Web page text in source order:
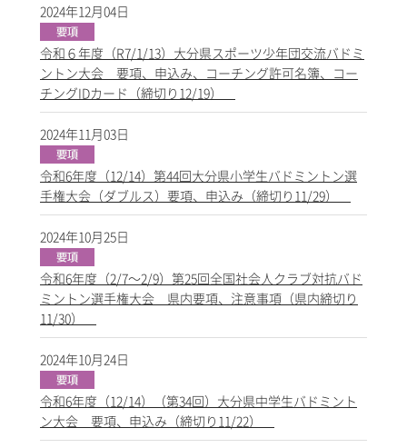
2024年12月04日
令和６年度（R7/1/13）大分県スポーツ少年団交流バドミ
ントン大会 要項、申込み、コーチング許可名簿、コー
チングIDカード（締切り12/19）
2024年11月03日
令和6年度（12/14）第44回大分県小学生バドミントン選
手権大会（ダブルス）要項、申込み（締切り11/29）
2024年10月25日
令和6年度（2/7～2/9）第25回全国社会人クラブ対抗バド
ミントン選手権大会 県内要項、注意事項（県内締切り
11/30）
2024年10月24日
令和6年度（12/14）（第34回）大分県中学生バドミント
ン大会 要項、申込み（締切り11/22）